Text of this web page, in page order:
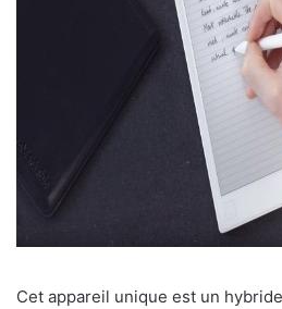
Cet appareil unique est un hybride